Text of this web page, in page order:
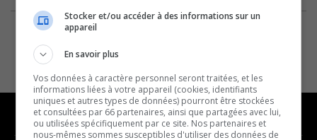
Stocker et/ou accéder à des informations sur un
appareil
En savoir plus
Vos données à caractère personnel seront traitées, et les
informations liées à votre appareil (cookies, identifiants
uniques et autres types de données) pourront être stockées
et consultées par 66 partenaires, ainsi que partagées avec lui,
ou utilisées spécifiquement par ce site. Nos partenaires et
nous-mêmes sommes susceptibles d'utiliser des données de